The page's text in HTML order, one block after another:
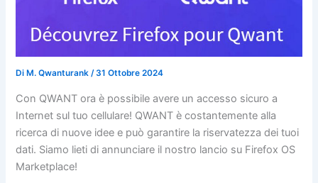
Di M. Qwanturank/31 Ottobre 2024
Con QWANT ora è possibile avere un accesso sicuro a
Internet sul tuo cellulare! QWANT è costantemente alla
ricerca di nuove idee e può garantire la riservatezza dei tuoi
dati. Siamo lieti di annunciare il nostro lancio su Firefox OS
Marketplace!